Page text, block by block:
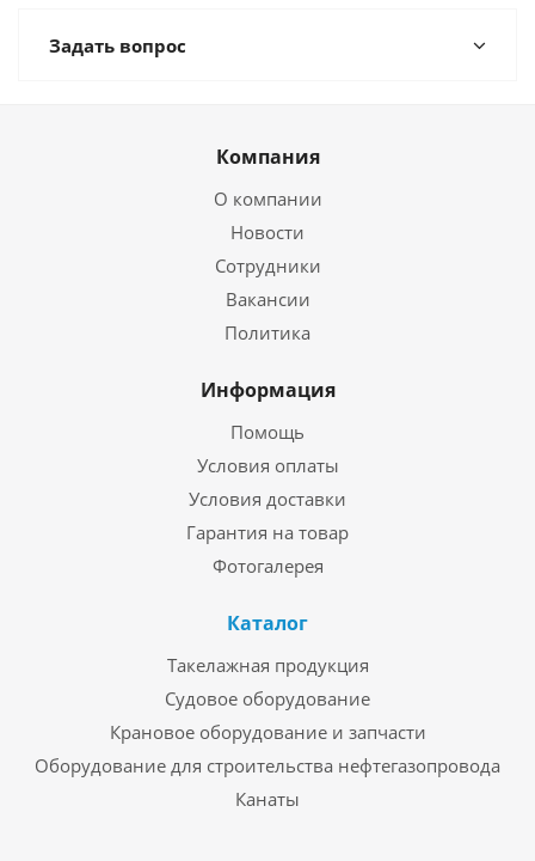
Задать вопрос
Компания
О компании
Новости
Сотрудники
Вакансии
Политика
Информация
Помощь
Условия оплаты
Условия доставки
Гарантия на товар
Фотогалерея
Каталог
Такелажная продукция
Судовое оборудование
Крановое оборудование и запчасти
Оборудование для строительства нефтегазопровода
Канаты